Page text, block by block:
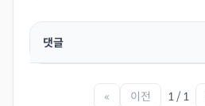
댓글
« 이전 1 / 1